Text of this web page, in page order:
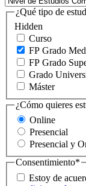
Hidden
¿Qué tipo de
Curso
FP Grado
FP Grado
Grado
Máster
¿Cómo quieres
Online
Presencial
Presencial y
Consentimiento*
Estoy de